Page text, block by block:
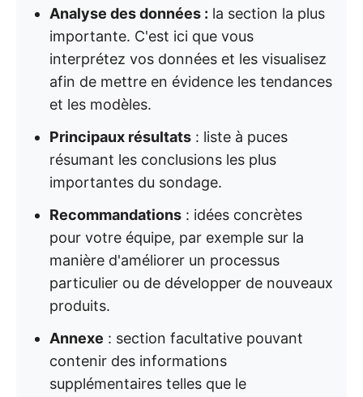
Analyse des données : la section la plus
importante. C'est ici que vous
interprétez vos données et les visualisez
afin de mettre en évidence les tendances
et les modèles.
Principaux résultats : liste à puces
résumant les conclusions les plus
importantes du sondage.
Recommandations : idées concrètes
pour votre équipe, par exemple sur la
manière d'améliorer un processus
particulier ou de développer de nouveaux
produits.
Annexe : section facultative pouvant
contenir des informations
supplémentaires telles que le